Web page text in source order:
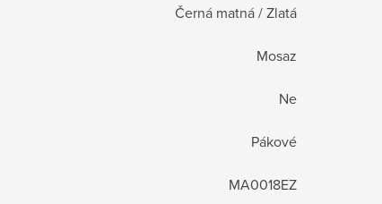
Černá matná / Zlatá
Mosaz
Ne
Pákové
MA0018EZ